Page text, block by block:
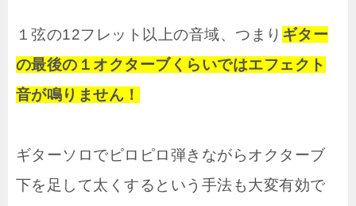
１弦の12フレット以上の音域、つまり ギター
の最後の１オクターブくらいではエフェクト
音が鳴りません！
ギターソロでピロピロ弾きながらオクターブ
下を足して太くするという手法も大変有効で